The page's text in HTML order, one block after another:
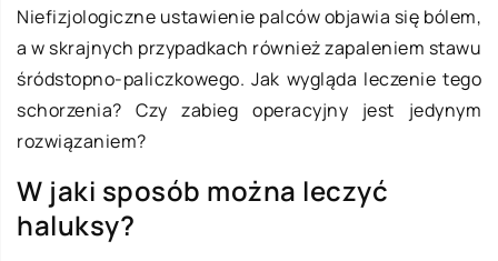
Niefizjologiczne ustawienie palców objawia się bólem,
a w skrajnych przypadkach również zapaleniem stawu
śródstopno-paliczkowego. Jak wygląda leczenie tego
schorzenia? Czy zabieg operacyjny jest jedynym
rozwiązaniem?
W jaki sposób można leczyć
haluksy?